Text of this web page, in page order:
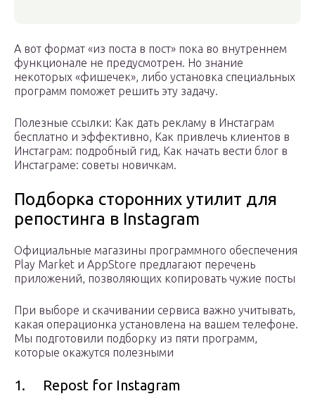
А вот формат «из поста в пост» пока во внутреннем
функционале не предусмотрен. Но знание
некоторых «фишечек», либо установка специальных
программ поможет решить эту задачу.
Полезные ссылки: Как дать рекламу в Инстаграм
бесплатно и эффективно, Как привлечь клиентов в
Инстаграм: подробный гид, Как начать вести блог в
Инстаграме: советы новичкам.
Подборка сторонних утилит для
репостинга в Instagram
Официальные магазины программного обеспечения
Play Market и AppStore предлагают перечень
приложений, позволяющих копировать чужие посты
При выборе и скачивании сервиса важно учитывать,
какая операционка установлена на вашем телефоне.
Мы подготовили подборку из пяти программ,
которые окажутся полезными
1. Repost for Instagram